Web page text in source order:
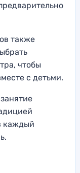
также
чтобы
с детьми.
каждый